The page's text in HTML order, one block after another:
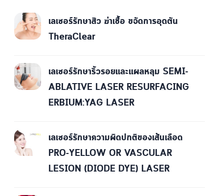
เลเซอร์รักษาสิว ฆ่าเชื้อ ขจัดการอุดตัน
TheraClear
เลเซอร์รักษาริ้วรอยและแผลหลุม SEMI-
ABLATIVE LASER RESURFACING
ERBIUM:YAG LASER
เลเซอร์รักษาความผิดปกติของเส้นเลือด
PRO-YELLOW OR VASCULAR
LESION (DIODE DYE) LASER